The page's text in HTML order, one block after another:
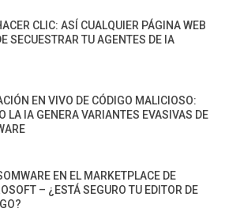
CLIC: ASÍ CUALQUIER PÁGINA WEB
SECUESTRAR TU AGENTES DE IA
EN VIVO DE CÓDIGO MALICIOSO:
LA IA GENERA VARIANTES EVASIVAS DE
EN EL MARKETPLACE DE
– ¿ESTÁ SEGURO TU EDITOR DE